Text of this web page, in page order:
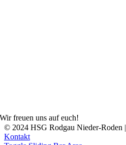
Wir freuen uns auf euch!
© 2024 HSG Rodgau Nieder-Roden |
Kontakt